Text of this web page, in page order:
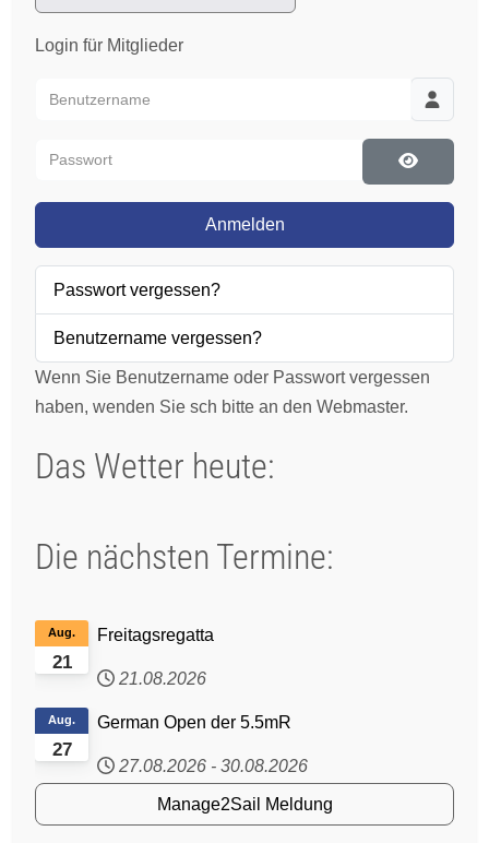
Login für Mitglieder
Benutzername
Passwort
Passwort
Anmelden
Passwort vergessen?
Benutzername vergessen?
Wenn Sie Benutzername oder Passwort vergessen
haben, wenden Sie sch bitte an den Webmaster.
Das Wetter heute:
Die nächsten Termine:
21
Aug. Freitagsregatta
21.08.2026
27
Aug. German Open der 5.5mR
27.08.2026 - 30.08.2026
Manage2Sail Meldung